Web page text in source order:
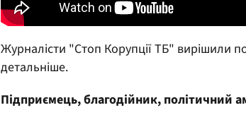
Журналісти "Стоп Корупції ТБ" вирішили
детальніше.
Підприємець, благодійник, політичний